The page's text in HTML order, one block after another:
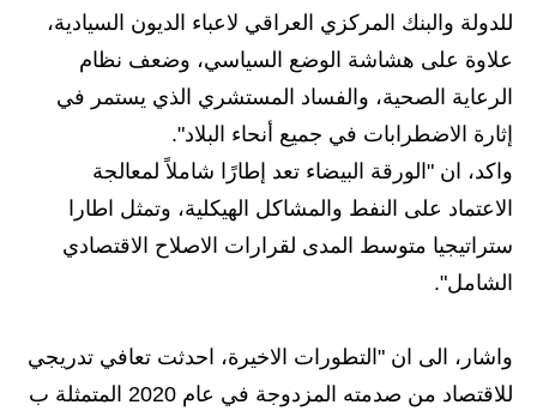
فن ومشاهير
العامة
للدولة والبنك المركزي العراقي لاعباء الديون السيادية،
علاوة على هشاشة الوضع السياسي، وضعف نظام
الرعاية الصحية، والفساد المستشري الذي يستمر في
إثارة الاضطرابات في جميع أنحاء البلاد".
واكد، ان "الورقة البيضاء تعد إطارًا شاملاً لمعالجة
الاعتماد على النفط والمشاكل الهيكلية، وتمثل اطارا
ستراتيجيا متوسط المدى لقرارات الاصلاح الاقتصادي
الشامل".
واشار، الى ان "التطورات الاخيرة، احدثت تعافي تدريجي
للاقتصاد من صدمته المزدوجة في عام 2020 المتمثلة ب